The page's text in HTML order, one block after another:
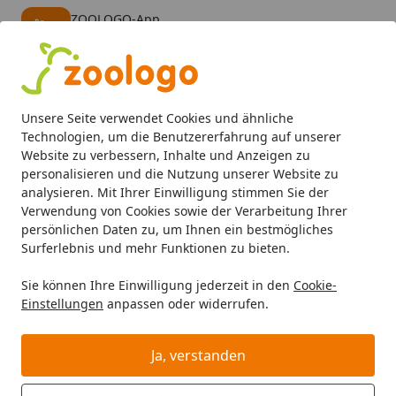
Unsere Seite verwendet Cookies und ähnliche
Technologien, um die Benutzererfahrung auf unserer
Website zu verbessern, Inhalte und Anzeigen zu
personalisieren und die Nutzung unserer Website zu
analysieren. Mit Ihrer Einwilligung stimmen Sie der
Verwendung von Cookies sowie der Verarbeitung Ihrer
persönlichen Daten zu, um Ihnen ein bestmögliches
Surferlebnis und mehr Funktionen zu bieten.
Sie können Ihre Einwilligung jederzeit in den Cookie-
Einstellungen anpassen oder widerrufen.
Ja, verstanden
ZOOLOGO-App
Alle Produkte
Mein Konto
Suchen
Startseite
TRIXIE Hund Hundehütten
TRIXIE Hundehütten
TRIXIE Hundehütten bei Zoologo und finden Sie
Haustier. Unser Sortiment umfasst Tierbedarf, Futter
und Zubehör für unterschiedliche Bedürfnisse.
Ihre Artikelübersicht